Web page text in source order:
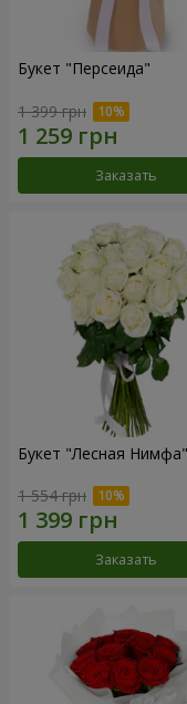
Букет "Персеида"
1 399 грн
Заказать
Букет "Лесная Нимфа"
1 554 грн
Заказать